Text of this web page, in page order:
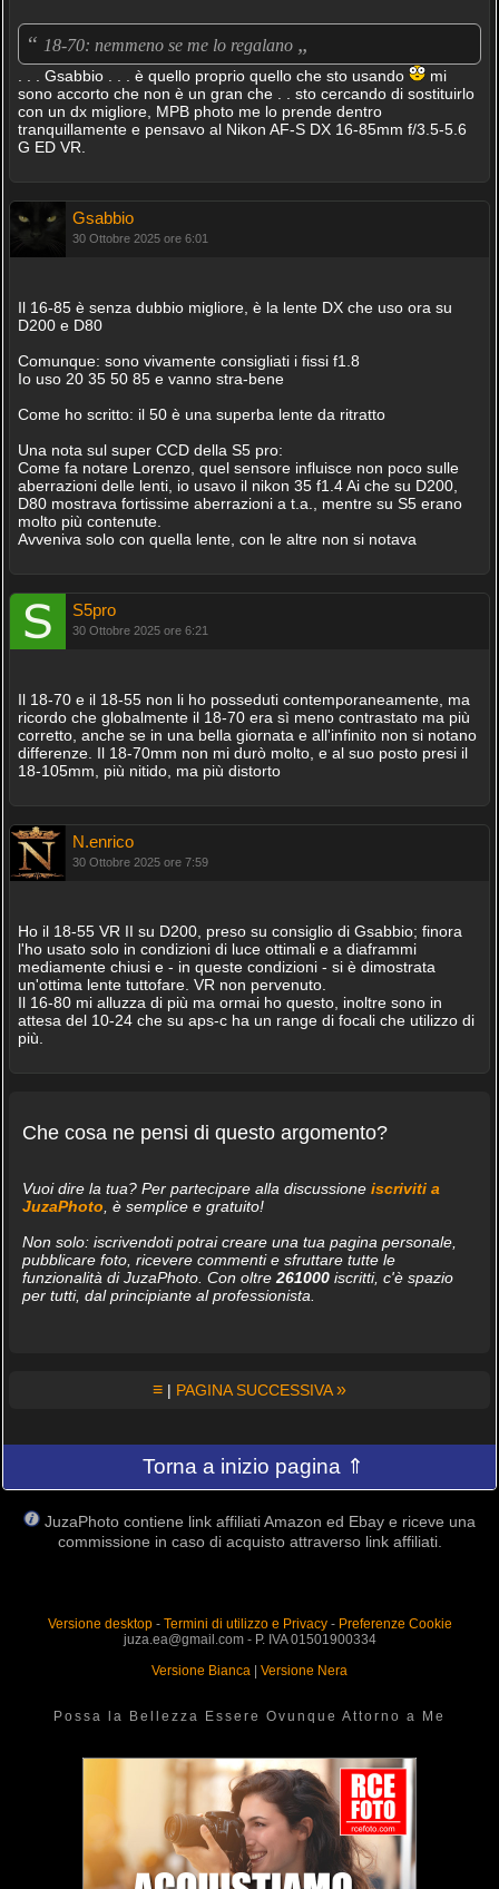
“ 18-70: nemmeno se me lo regalano „
. . . Gsabbio . . . è quello proprio quello che sto usando
mi
sono accorto che non è un gran che . . sto cercando di sostituirlo
con un dx migliore, MPB photo me lo prende dentro
tranquillamente e pensavo al Nikon AF-S DX 16-85mm f/3.5-5.6
G ED VR.
Gsabbio
30 Ottobre 2025 ore 6:01
Il 16-85 è senza dubbio migliore, è la lente DX che uso ora su
D200 e D80
Comunque: sono vivamente consigliati i fissi f1.8
Io uso 20 35 50 85 e vanno stra-bene
Come ho scritto: il 50 è una superba lente da ritratto
Una nota sul super CCD della S5 pro:
Come fa notare Lorenzo, quel sensore influisce non poco sulle
aberrazioni delle lenti, io usavo il nikon 35 f1.4 Ai che su D200,
D80 mostrava fortissime aberrazioni a t.a., mentre su S5 erano
molto più contenute.
Avveniva solo con quella lente, con le altre non si notava
S5pro
30 Ottobre 2025 ore 6:21
Il 18-70 e il 18-55 non li ho posseduti contemporaneamente, ma
ricordo che globalmente il 18-70 era sì meno contrastato ma più
corretto, anche se in una bella giornata e all'infinito non si notano
differenze. Il 18-70mm non mi durò molto, e al suo posto presi il
18-105mm, più nitido, ma più distorto
N.enrico
30 Ottobre 2025 ore 7:59
Ho il 18-55 VR II su D200, preso su consiglio di Gsabbio; finora
l'ho usato solo in condizioni di luce ottimali e a diaframmi
mediamente chiusi e - in queste condizioni - si è dimostrata
un'ottima lente tuttofare. VR non pervenuto.
Il 16-80 mi alluzza di più ma ormai ho questo, inoltre sono in
attesa del 10-24 che su aps-c ha un range di focali che utilizzo di
più.
Che cosa ne pensi di questo argomento?
Vuoi dire la tua? Per partecipare alla discussione iscriviti a
JuzaPhoto , è semplice e gratuito!
Non solo: iscrivendoti potrai creare una tua pagina personale,
pubblicare foto, ricevere commenti e sfruttare tutte le
funzionalità di JuzaPhoto. Con oltre 261000iscritti, c'è spazio
per tutti, dal principiante al professionista.
≡ | PAGINA SUCCESSIVA»
Torna a inizio pagina ⇑
JuzaPhoto contiene link affiliati Amazon ed Ebay e riceve una
commissione in caso di acquisto attraverso link affiliati.
Versione desktop- Termini di utilizzo e Privacy- Preferenze Cookie
juza.ea@gmail.com - P. IVA 01501900334
Versione Bianca | Versione Nera
Possa la Bellezza Essere Ovunque Attorno a Me